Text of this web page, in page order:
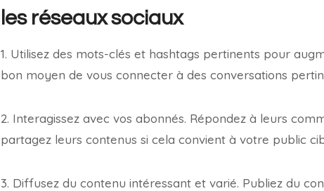
les réseaux sociaux
1. Utilisez des mots-clés et hashtags pertinents pour
bon moyen de vous connecter à des conversations
2. Interagissez avec vos abonnés. Répondez à leurs
partagez leurs contenus si cela convient à votre public
3. Diffusez du contenu intéressant et varié. Publiez du